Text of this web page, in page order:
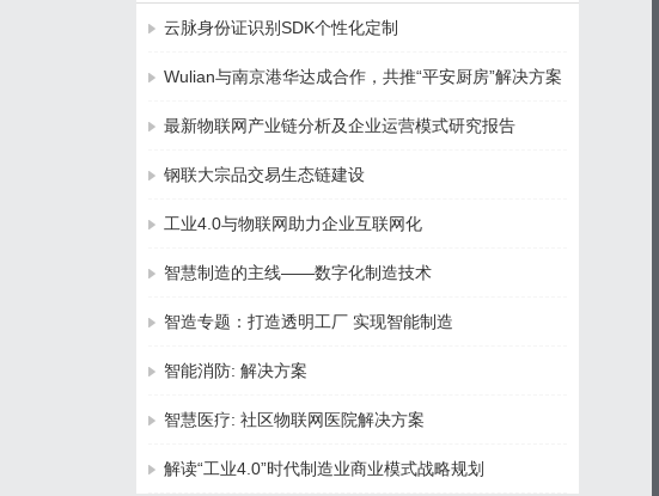
云脉身份证识别SDK个性化定制
Wulian与南京港华达成合作，共推“平安厨房”解决方案
最新物联网产业链分析及企业运营模式研究报告
钢联大宗品交易生态链建设
工业4.0与物联网助力企业互联网化
智慧制造的主线——数字化制造技术
智造专题：打造透明工厂 实现智能制造
智能消防: 解决方案
智慧医疗: 社区物联网医院解决方案
解读“工业4.0”时代制造业商业模式战略规划